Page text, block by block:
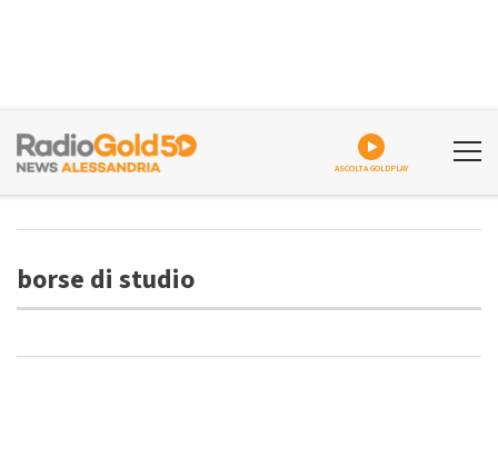
ASCOLTA GOLDPLAY
borse di studio